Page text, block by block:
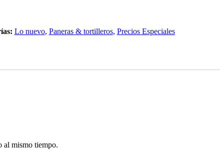
Lo nuevo, Paneras & tortilleros, Precios Especiales
al mismo tiempo.